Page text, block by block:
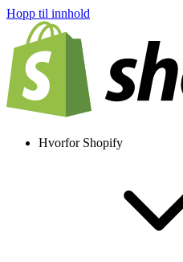
Hopp til innhold
Hvorfor Shopify